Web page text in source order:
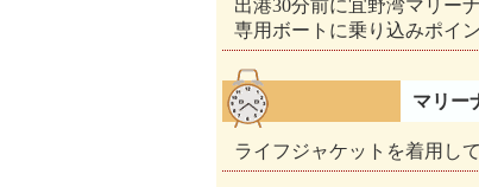
出港30分前に宜野湾マリー
専用ボートに乗り込みポイ
マリー
ライフジャケットを着用し